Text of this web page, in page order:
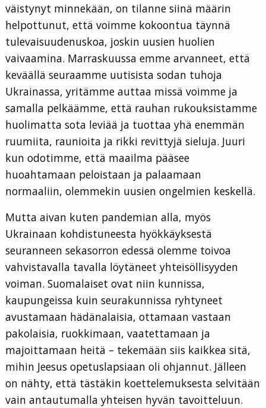
väistynyt minnekään, on tilanne siinä määrin
helpottunut, että voimme kokoontua täynnä
tulevaisuudenuskoa, joskin uusien huolien
vaivaamina. Marraskuussa emme arvanneet, että
keväällä seuraamme uutisista sodan tuhoja
Ukrainassa, yritämme auttaa missä voimme ja
samalla pelkäämme, että rauhan rukouksistamme
huolimatta sota leviää ja tuottaa yhä enemmän
ruumiita, raunioita ja rikki revittyjä sieluja. Juuri
kun odotimme, että maailma pääsee
huoahtamaan peloistaan ja palaamaan
normaaliin, olemmekin uusien ongelmien keskellä.
Mutta aivan kuten pandemian alla, myös
Ukrainaan kohdistuneesta hyökkäyksestä
seuranneen sekasorron edessä olemme toivoa
vahvistavalla tavalla löytäneet yhteisöllisyyden
voiman. Suomalaiset ovat niin kunnissa,
kaupungeissa kuin seurakunnissa ryhtyneet
avustamaan hädänalaisia, ottamaan vastaan
pakolaisia, ruokkimaan, vaatettamaan ja
majoittamaan heitä – tekemään siis kaikkea sitä,
mihin Jeesus opetuslapsiaan oli ohjannut. Jälleen
on nähty, että tästäkin koettelemuksesta selvitään
vain antautumalla yhteisen hyvän tavoitteluun.